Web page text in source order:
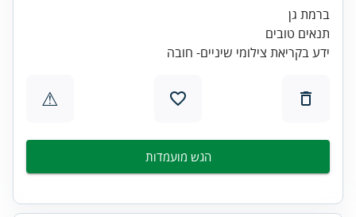
ידע בקריאת צילומי שיניים- חובה
⚠
הגש מועמדות